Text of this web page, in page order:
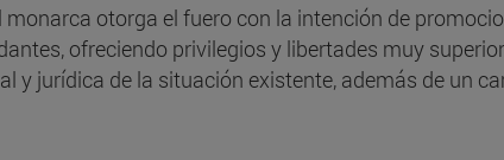
otorga el fuero con la intención de
ofreciendo privilegios y libertades muy
y jurídica de la situación existente, además de un